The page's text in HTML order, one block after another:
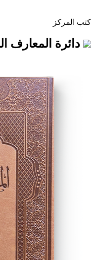
المهدوية